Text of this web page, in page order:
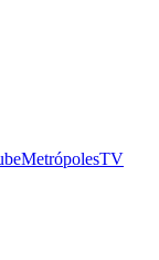
MetrópolesTV